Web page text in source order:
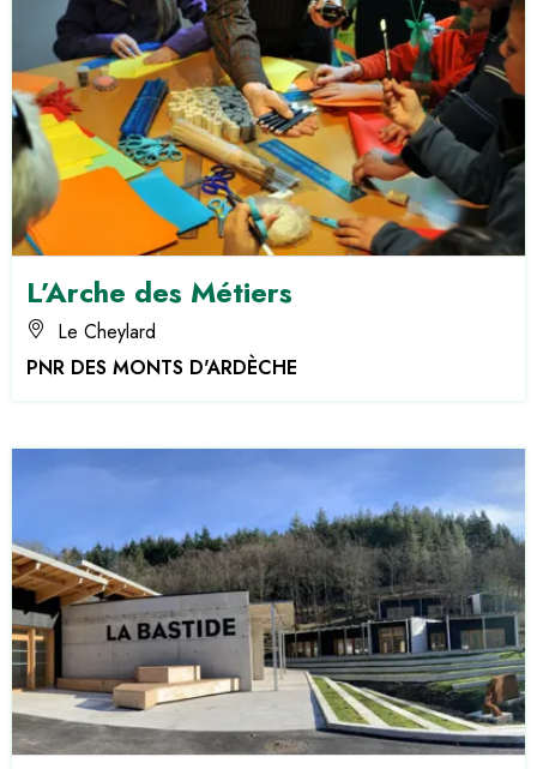
L’Arche des Métiers
Le Cheylard
PNR DES MONTS D'ARDÈCHE